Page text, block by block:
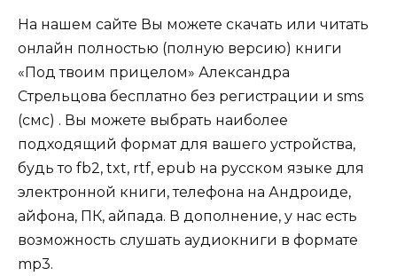
На нашем сайте Вы можете скачать или читать
онлайн полностью (полную версию) книги
«Под твоим прицелом» Александра
Стрельцова бесплатно без регистрации и sms
(смс) . Вы можете выбрать наиболее
подходящий формат для вашего устройства,
будь то fb2, txt, rtf, epub на русском языке для
электронной книги, телефона на Андроиде,
айфона, ПК, айпада. В дополнение, у нас есть
возможность слушать аудиокниги в формате
mp3.